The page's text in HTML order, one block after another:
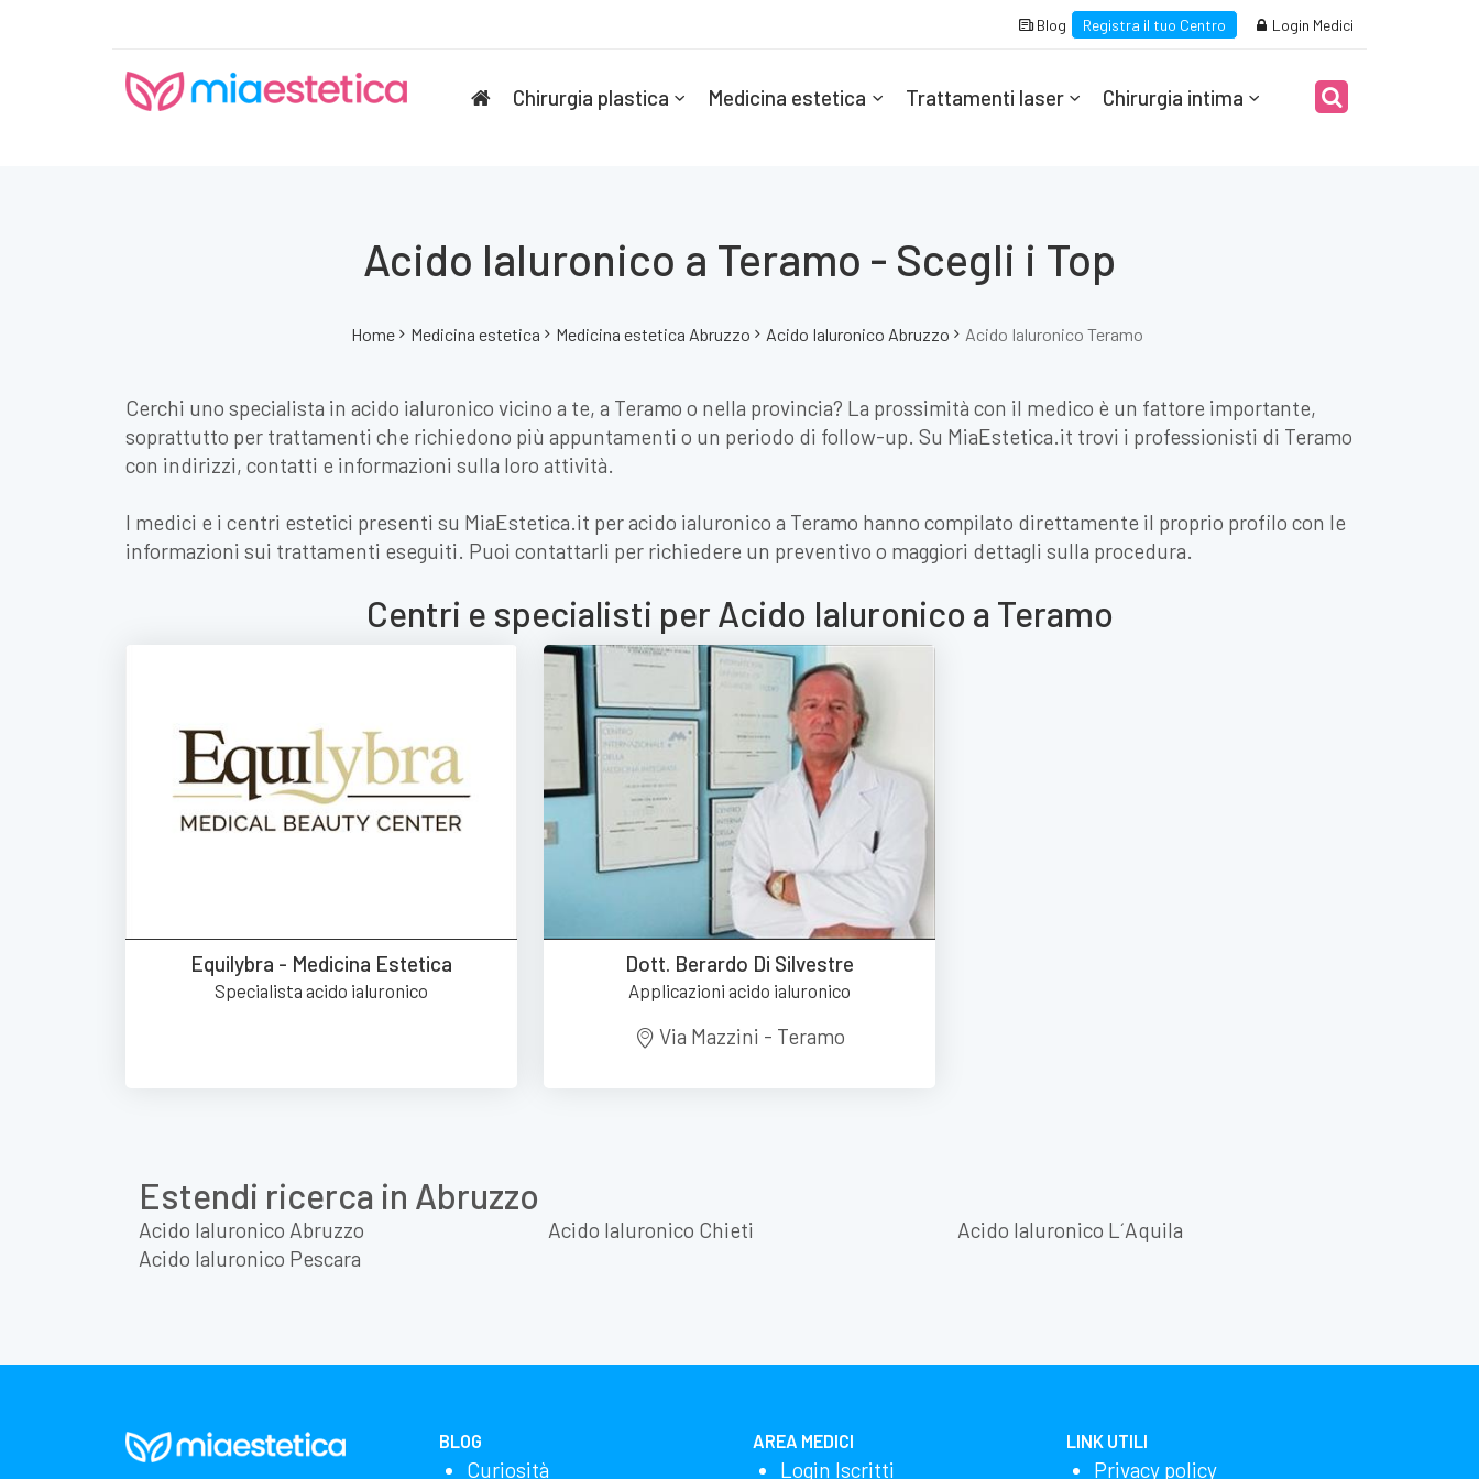
Blog Registra il tuo Centro Login Medici
Chirurgia plastica Medicina estetica Trattamenti laser Chirurgia intima
Acido Ialuronico a Teramo - Scegli i Top
Home Medicina estetica Medicina estetica Abruzzo Acido Ialuronico Abruzzo Acido Ialuronico Teramo
Cerchi uno specialista in acido ialuronico vicino a te, a Teramo o nella provincia? La prossimità con il medico è un fattore importante,
soprattutto per trattamenti che richiedono più appuntamenti o un periodo di follow-up. Su MiaEstetica.it trovi i professionisti di Teramo
con indirizzi, contatti e informazioni sulla loro attività.
I medici e i centri estetici presenti su MiaEstetica.it per acido ialuronico a Teramo hanno compilato direttamente il proprio profilo con le
informazioni sui trattamenti eseguiti. Puoi contattarli per richiedere un preventivo o maggiori dettagli sulla procedura.
Centri e specialisti per Acido Ialuronico a Teramo
Equilybra - Medicina Estetica
Specialista acido ialuronico
Dott. Berardo Di Silvestre
Applicazioni acido ialuronico
Via Mazzini - Teramo
Estendi ricerca in Abruzzo
Acido Ialuronico Abruzzo Acido Ialuronico Chieti
Acido Ialuronico L´Aquila
Acido Ialuronico Pescara
BLOG
Curiosità
AREA MEDICI
Login Iscritti
LINK UTILI
Privacy policy